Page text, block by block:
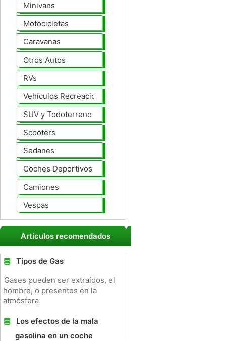
Minivans
Motocicletas
Caravanas
Otros Autos
RVs
Vehículos Recreacionales
SUV y Todoterreno
Scooters
Sedanes
Coches Deportivos
Camiones
Vespas
Artículos recomendados
Tipos de Gas
Gases pueden ser extraídos, el
hombre, o presentes en la
atmósfera
Los efectos de la mala
gasolina en un coche